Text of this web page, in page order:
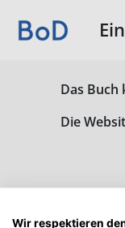
Das Buch
Die
Wir respektieren